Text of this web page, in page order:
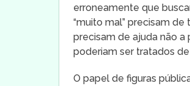
erroneamente que
“muito mal” precisam
precisam de ajuda não
poderiam ser tratados
O papel de figuras